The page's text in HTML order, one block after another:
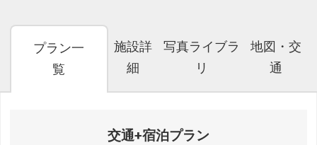
プラン一
覧
施設詳
細
写真ライブラ
リ
地図・交
通
交通+宿泊プラン